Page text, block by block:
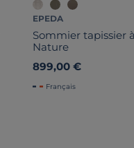
EPEDA
Sommier tapissier
Nature
899,00 €
Français